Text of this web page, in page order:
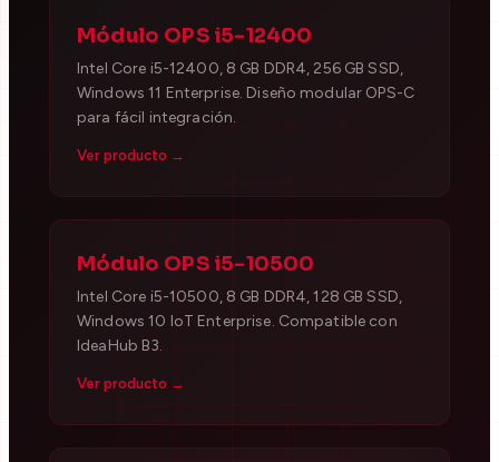
Módulo OPS i5-12400
Intel Core i5-12400, 8 GB DDR4, 256 GB SSD,
Windows 11 Enterprise. Diseño modular OPS-C
para fácil integración.
Ver producto →
Módulo OPS i5-10500
Intel Core i5-10500, 8 GB DDR4, 128 GB SSD,
Windows 10 IoT Enterprise. Compatible con
IdeaHub B3.
Ver producto →